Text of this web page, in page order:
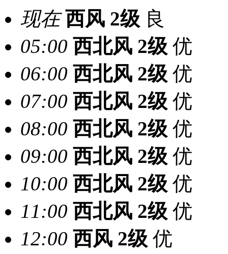
现在 西风 2级 良
05:00 西北风 2级 优
06:00 西北风 2级 优
07:00 西北风 2级 优
08:00 西北风 2级 优
09:00 西北风 2级 优
10:00 西北风 2级 优
11:00 西北风 2级 优
12:00 西风 2级 优